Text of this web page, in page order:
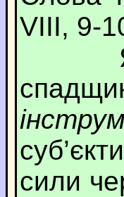
VIII, 9-
Як
сили